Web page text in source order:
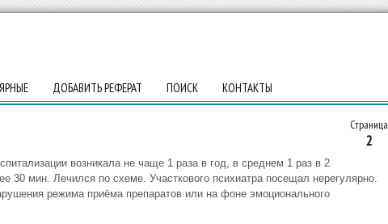
ДОБАВИТЬ РЕФЕРАТ ПОИСК КОНТАКТЫ
Страница
2
возникала не чаще 1 раза в год, в среднем 1 раз в 2
30 мин. Лечился по схеме. Участкового психиатра посещал нерегулярно.
режима приёма препаратов или на фоне эмоционального